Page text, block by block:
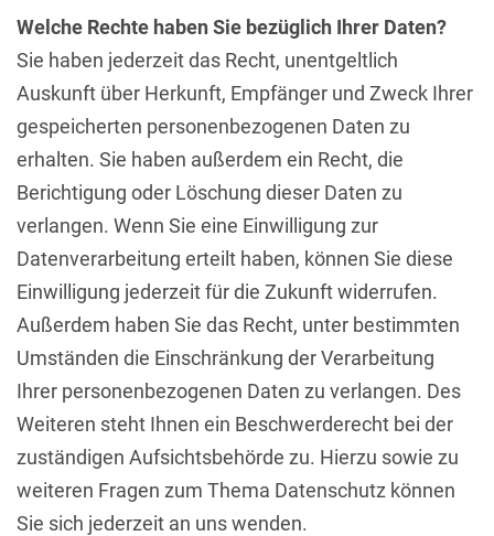
Welche Rechte haben Sie bezüglich Ihrer Daten?
Sie haben jederzeit das Recht, unentgeltlich
Auskunft über Herkunft, Empfänger und Zweck Ihrer
gespeicherten personenbezogenen Daten zu
erhalten. Sie haben außerdem ein Recht, die
Berichtigung oder Löschung dieser Daten zu
verlangen. Wenn Sie eine Einwilligung zur
Datenverarbeitung erteilt haben, können Sie diese
Einwilligung jederzeit für die Zukunft widerrufen.
Außerdem haben Sie das Recht, unter bestimmten
Umständen die Einschränkung der Verarbeitung
Ihrer personenbezogenen Daten zu verlangen. Des
Weiteren steht Ihnen ein Beschwerderecht bei der
zuständigen Aufsichtsbehörde zu. Hierzu sowie zu
weiteren Fragen zum Thema Datenschutz können
Sie sich jederzeit an uns wenden.